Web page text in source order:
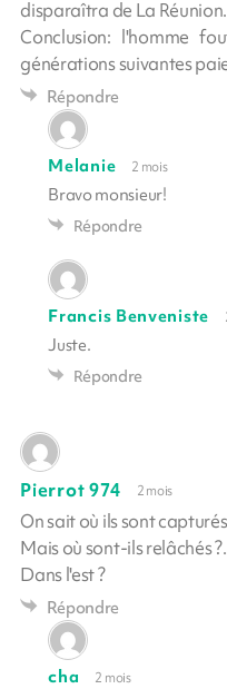
disparaîtra de La Réunion.
Conclusion: l'homme
générations suivantes
Répondre
Melanie 2 mois
Bravo monsieur!
Répondre
Francis Benveniste
Juste.
Répondre
Pierrot 974 2 mois
On sait où ils sont
Mais où sont-ils relâchés
Dans l'est ?
Répondre
cha 2 mois